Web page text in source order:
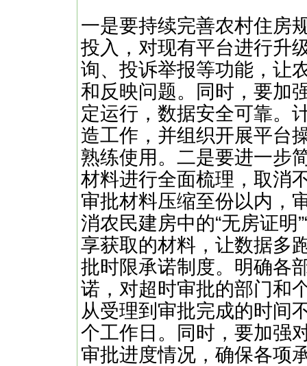
一是要持续完善农村住房
投入，对现有平台进行升
询、投诉举报等功能，让
和反映问题。同时，要加
定运行，数据安全可靠。
造工作，并组织开展平台
熟练使用。二是要进一步
材料进行全面梳理，取消
审批材料压缩至份以内，
消农民建房中的“无房证明
享获取的材料，让数据多
批时限承诺制度。明确各
诺，对超时审批的部门和
从受理到审批完成的时间
个工作日。同时，要加强
审批进度情况，确保各项